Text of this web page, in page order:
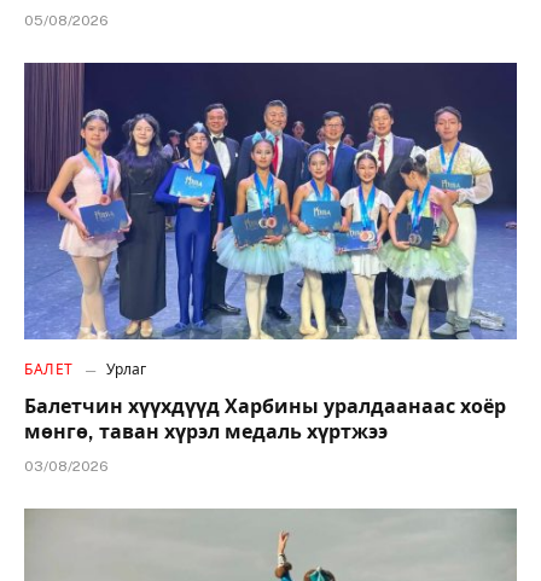
05/08/2026
БАЛЕТ Урлаг
Балетчин хүүхдүүд Харбины уралдаанаас хоёр
мөнгө, таван хүрэл медаль хүртжээ
03/08/2026